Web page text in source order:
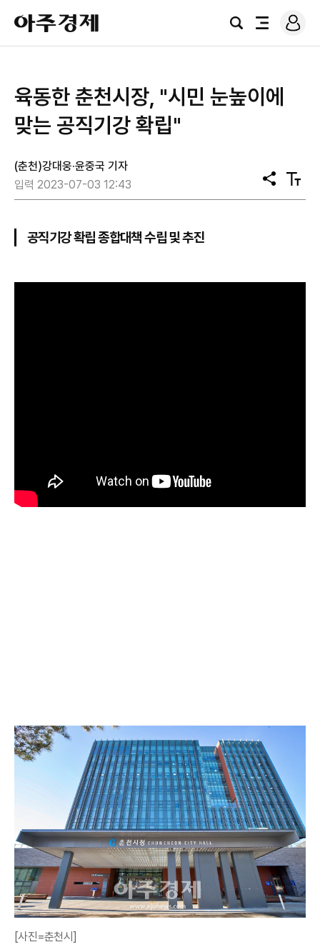
아
주
경
검
전
로
그
육동한 춘천시장, "시민 눈높이에
맞는 공직기강 확립"
(춘천)강대웅·윤중국 기자
입력 2023-07-03 12:43
공
유
텍
스
공직기강 확립 종합대책 수립 및 추진
[사진=춘천시]